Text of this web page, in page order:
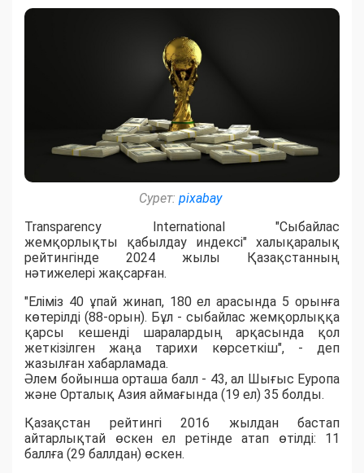
Сурет: pixabay
Transparency International "Сыбайлас
жемқорлықты қабылдау индексі" халықаралық
рейтингінде 2024 жылы Қазақстанның
нәтижелері жақсарған.
"Еліміз 40 ұпай жинап, 180 ел арасында 5 орынға
көтерілді (88-орын). Бұл - сыбайлас жемқорлыққа
қарсы кешенді шаралардың арқасында қол
жеткізілген жаңа тарихи көрсеткіш", - деп
жазылған хабарламада.
Әлем бойынша орташа балл - 43, ал Шығыс Еуропа
және Орталық Азия аймағында (19 ел) 35 болды.
Қазақстан рейтингі 2016 жылдан бастап
айтарлықтай өскен ел ретінде атап өтілді: 11
баллға (29 баллдан) өскен.